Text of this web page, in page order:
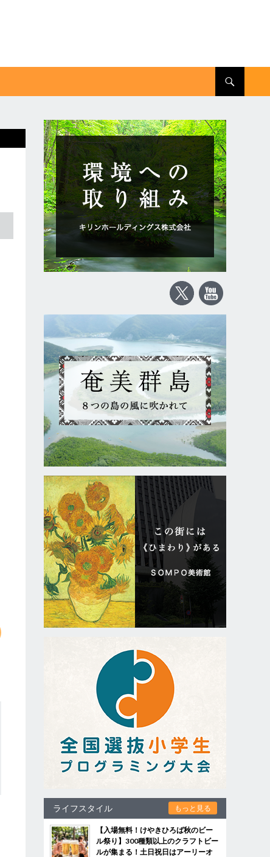
ライフスタイル もっと見る
【入場無料！けやきひろば秋のビー
ル祭り】300種類以上のクラフトビー
ルが集まる！土日祝日はアーリーオ